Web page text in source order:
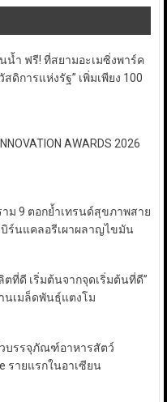
น้ำ ฟรี! ที่สยามอะเมซิ่งพาร์ค
ดิการแห่งรัฐ” เพิ่มเพียง 100
AWARDS 2026
าม 9 ตอกย้ำเทรนด์สุขภาพสาย
เบิร์นแคลอรีเผาผลาญไขมัน
ตที่ดี เริ่มต้นจากจุดเริ่มต้นที่ดี”
นเมล็ดพันธุ์แตงโม
วบรรจุภัณฑ์อาหารสัตว์
รายแรกในอาเซียน